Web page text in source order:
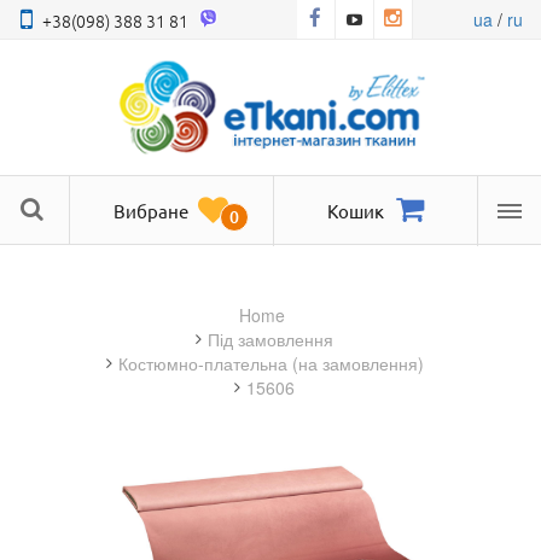
+38(098) 388 31 81 ua/ ru
Вибране 0 Кошик
Home
під замовлення
костюмно-плательна (на замовлення)
15606